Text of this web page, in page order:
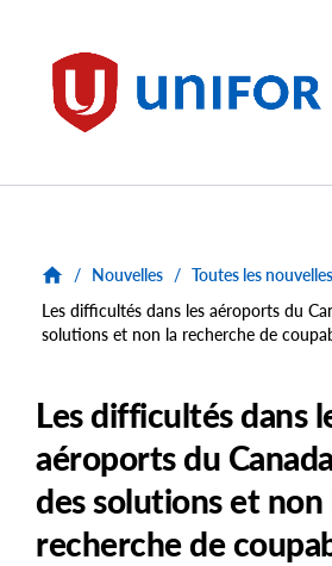
Unifor
/ Nouvelles / Toutes les nouvelles
Les difficultés dans les aéroports du
solutions et non la recherche de
Les difficultés dans
aéroports du
des solutions et non
recherche de